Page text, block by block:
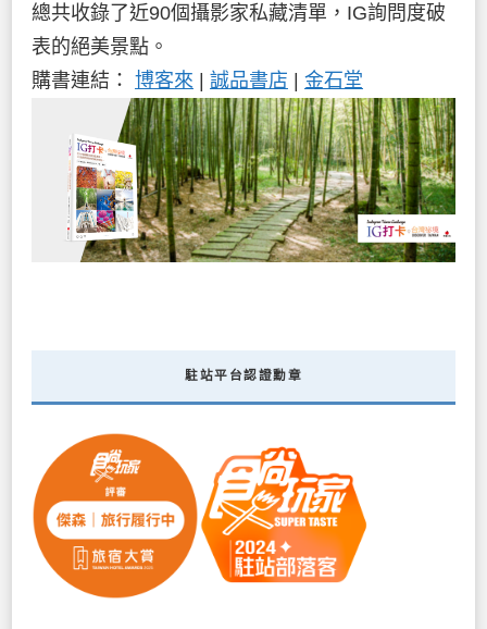
總共收錄了近90個攝影家私藏清單，IG詢問度破
表的絕美景點。
購書連結： 博客來 | 誠品書店 | 金石堂
駐站平台認證勳章